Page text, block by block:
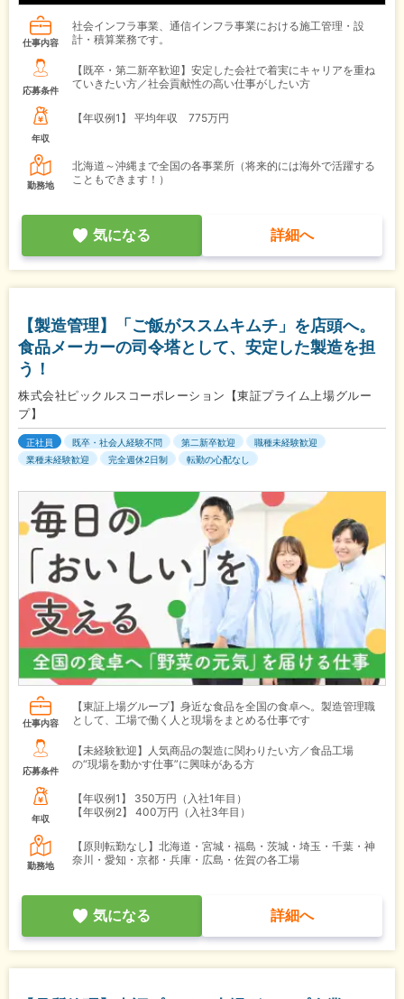
仕事内容
社会インフラ事業、通信インフラ事業における施工管理・設
計・積算業務です。
応募条件
【既卒・第二新卒歓迎】安定した会社で着実にキャリアを重ね
ていきたい方／社会貢献性の高い仕事がしたい方
年収
【年収例1】 平均年収 775万円
勤務地
北海道～沖縄まで全国の各事業所（将来的には海外で活躍する
こともできます！）
気になる 詳細へ
【製造管理】「ご飯がススムキムチ」を店頭へ。
食品メーカーの司令塔として、安定した製造を担
う！
株式会社ピックルスコーポレーション【東証プライム上場グルー
プ】
正社員 既卒・社会人経験不問 第二新卒歓迎
職種未経験歓迎
業種未経験歓迎
完全週休2日制 転勤の心配なし
仕事内容
【東証上場グループ】身近な食品を全国の食卓へ。製造管理職
として、工場で働く人と現場をまとめる仕事です
応募条件
【未経験歓迎】人気商品の製造に関わりたい方／食品工場
の“現場を動かす仕事”に興味がある方
年収
【年収例1】
350万円（入社1年目）
【年収例2】
400万円（入社3年目）
勤務地
【原則転勤なし】北海道・宮城・福島・茨城・埼玉・千葉・神
奈川・愛知・京都・兵庫・広島・佐賀の各工場
気になる 詳細へ